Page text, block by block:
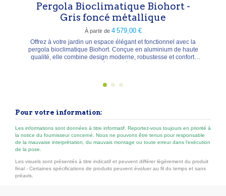
Bioclimatique Biohort -
Gris foncé métallique
4 579,00 €
à votre jardin un espace élégant et fonctionnel avec la
bioclimatique Biohort. Conçue en aluminium de haute
elle combine design moderne, robustesse et confort.
Pour votre information:
Les informations sont données à titre informatif. Reportez-vous toujours en priorité à
la notice du fournisseur concerné. Nous ne pouvons être tenus pour responsable
de la mauvaise interprétation, du mauvais montage ou toute erreur dans l’exécution
de la pose.
Les visuels sont présentés à titre indicatif et peuvent différer légèrement du produit
final - Certaines spécifications de produits peuvent évoluer au fil du temps et sans
préavis.